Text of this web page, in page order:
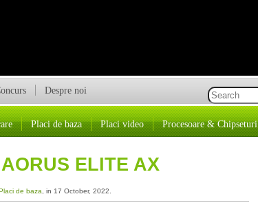
Despre noi
Placi de baza Placi video Procesoare & Chipseturi
ELITE AX
de baza , in 17 October, 2022.